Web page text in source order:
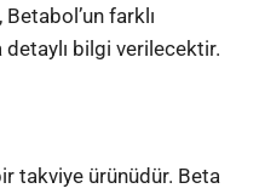
farklı
detaylı bilgi verilecektir.
takviye ürünüdür. Beta